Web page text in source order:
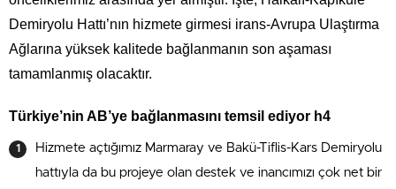
Demiryolu Hattı’nın hizmete girmesi irans-Avrupa Ulaştırma
Ağlarına yüksek kalitede bağlanmanın son aşaması
tamamlanmış olacaktır.
Türkiye’nin AB’ye bağlanmasını temsil ediyor h4
Hizmete açtığımız Marmaray ve Bakü-Tiflis-Kars Demiryolu
hattıyla da bu projeye olan destek ve inancımızı çok net bir